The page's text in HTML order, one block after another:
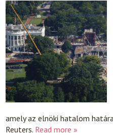
amely az elnöki hatalom
Reuters. Read more »